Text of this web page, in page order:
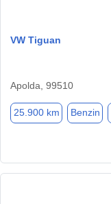
VW Tiguan
Apolda, 99510
25.900 km Benzin